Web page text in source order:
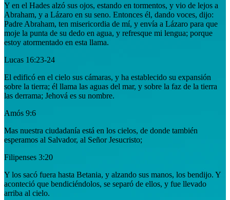
Y en el Hades alzó sus ojos, estando en tormentos, y vio de lejos a
Abraham, y a Lázaro en su seno. Entonces él, dando voces, dijo:
Padre Abraham, ten misericordia de mí, y envía a Lázaro para que
moje la punta de su dedo en agua, y refresque mi lengua; porque
estoy atormentado en esta llama.
Lucas 16:23-24
El edificó en el cielo sus cámaras, y ha establecido su expansión
sobre la tierra; él llama las aguas del mar, y sobre la faz de la tierra
las derrama; Jehová es su nombre.
Amós 9:6
Mas nuestra ciudadanía está en los cielos, de donde también
esperamos al Salvador, al Señor Jesucristo;
Filipenses 3:20
Y los sacó fuera hasta Betania, y alzando sus manos, los bendijo. Y
aconteció que bendiciéndolos, se separó de ellos, y fue llevado
arriba al cielo.